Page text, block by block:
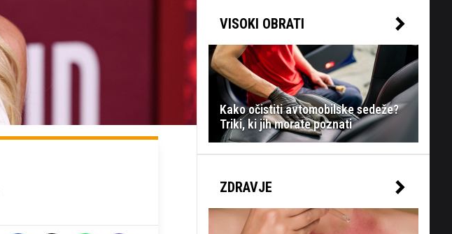
VISOKI OBRATI
Kako očistiti avtomobilske sedeže?
Triki, ki jih morate poznati
ZDRAVJE